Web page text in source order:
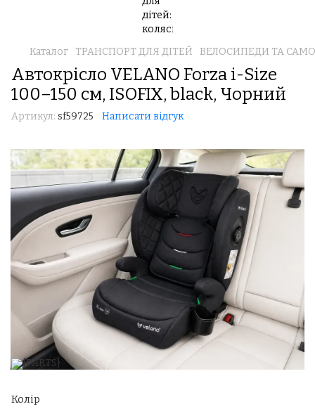
Каталог ТРАНСПОРТ ДЛЯ ДІТЕЙ ВЕЛОСИПЕДИ ТА
Автокрісло VELANO Forza i-Size
100–150 см, ISOFIX, black, Чорний
Артикул: sf59725 Написати відгук
Колір